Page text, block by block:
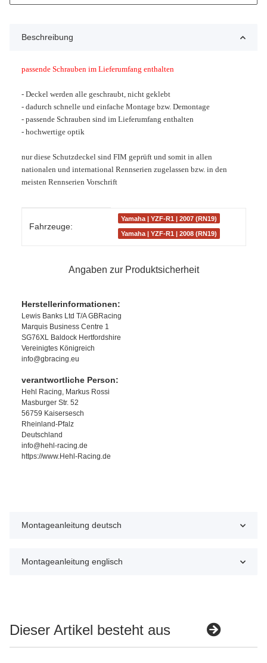
Beschreibung
passende Schrauben im Lieferumfang enthalten
- Deckel werden alle geschraubt, nicht geklebt
- dadurch schnelle und einfache Montage bzw. Demontage
- passende Schrauben sind im Lieferumfang enthalten
- hochwertige optik
nur diese Schutzdeckel sind FIM geprüft und somit in allen
nationalen und international Rennserien zugelassen bzw. in den
meisten Rennserien Vorschrift
Fahrzeuge:
Yamaha | YZF-R1 | 2007 (RN19)
Yamaha | YZF-R1 | 2008 (RN19)
Angaben zur Produktsicherheit
Herstellerinformationen:
Lewis Banks Ltd T/A GBRacing
Marquis Business Centre 1
SG76XL Baldock Hertfordshire
Vereinigtes Königreich
info@gbracing.eu
verantwortliche Person:
Hehl Racing, Markus Rossi
Masburger Str. 52
56759 Kaisersesch
Rheinland-Pfalz
Deutschland
info@hehl-racing.de
https://www.Hehl-Racing.de
Montageanleitung deutsch
Montageanleitung englisch
Dieser Artikel besteht aus